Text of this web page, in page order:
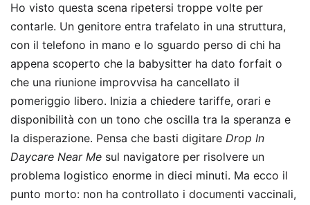
Ho visto questa scena ripetersi troppe volte per
contarle. Un genitore entra trafelato in una struttura,
con il telefono in mano e lo sguardo perso di chi ha
appena scoperto che la babysitter ha dato forfait o
che una riunione improvvisa ha cancellato il
pomeriggio libero. Inizia a chiedere tariffe, orari e
disponibilità con un tono che oscilla tra la speranza e
la disperazione. Pensa che basti digitare Drop In
Daycare Near Me sul navigatore per risolvere un
problema logistico enorme in dieci minuti. Ma ecco il
punto morto: non ha controllato i documenti vaccinali,